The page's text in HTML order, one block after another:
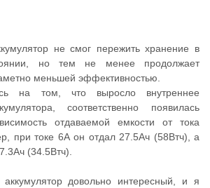
не смог пережить хранение в
но тем не менее продолжает
меньшей эффективностью.
на том, что выросло внутреннее
соответственно появилась
отдаваемой емкости от тока
при токе 6А он отдал 27.5Ач (58Втч), а
(34.5Втч).
довольно интересный, и я